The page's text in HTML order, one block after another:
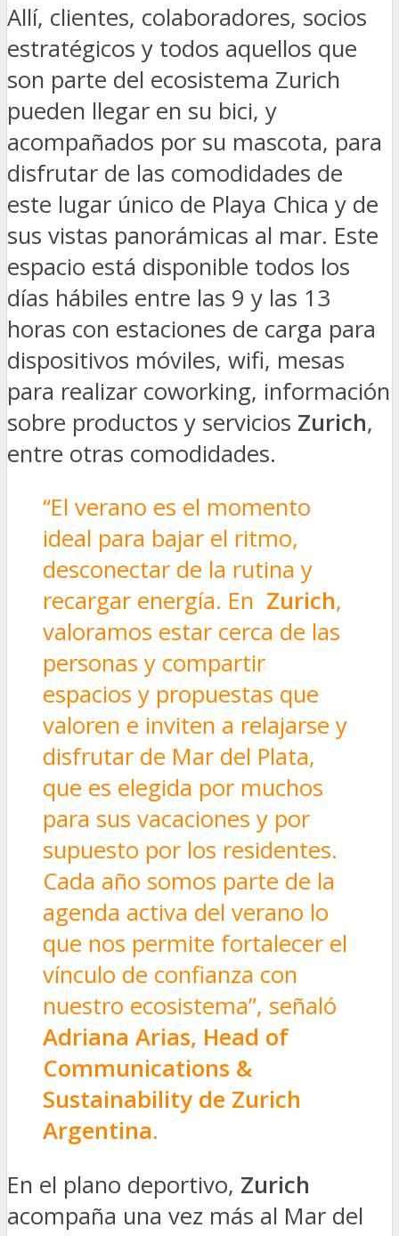
Allí, clientes, colaboradores, socios
estratégicos y todos aquellos que
son parte del ecosistema Zurich
pueden llegar en su bici, y
acompañados por su mascota, para
disfrutar de las comodidades de
este lugar único de Playa Chica y de
sus vistas panorámicas al mar. Este
espacio está disponible todos los
días hábiles entre las 9 y las 13
horas con estaciones de carga para
dispositivos móviles, wifi, mesas
para realizar coworking, información
sobre productos y servicios Zurich,
entre otras comodidades.
“El verano es el momento
ideal para bajar el ritmo,
desconectar de la rutina y
recargar energía. En Zurich,
valoramos estar cerca de las
personas y compartir
espacios y propuestas que
valoren e inviten a relajarse y
disfrutar de Mar del Plata,
que es elegida por muchos
para sus vacaciones y por
supuesto por los residentes.
Cada año somos parte de la
agenda activa del verano lo
que nos permite fortalecer el
vínculo de confianza con
nuestro ecosistema”, señaló
Adriana Arias, Head of
Communications &
Sustainability de Zurich
Argentina.
En el plano deportivo, Zurich
acompaña una vez más al Mar del